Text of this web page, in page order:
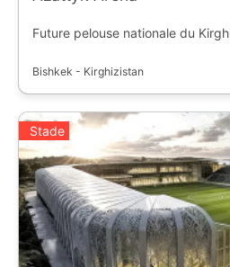
Future pelouse nationale du
Bishkek - Kirghizistan
Stade